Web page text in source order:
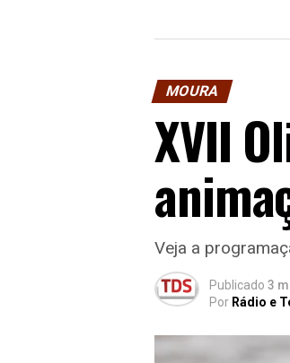
MOURA
XVII
Veja a
Publicado 3
Por Rádio e